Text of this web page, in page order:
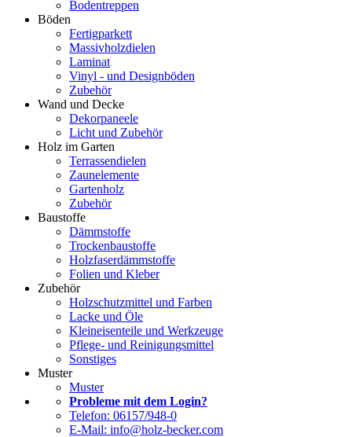
Bodentreppen
Böden
Fertigparkett
Massivholzdielen
Laminat
Vinyl - und Designböden
Zubehör
Wand und Decke
Dekorpaneele
Licht und Zubehör
Holz im Garten
Terrassendielen
Zaunelemente
Gartenholz
Zubehör
Baustoffe
Dämmstoffe
Trockenbaustoffe
Holzfaserdämmstoffe
Folien und Kleber
Zubehör
Holzschutzmittel und Farben
Lacke und Öle
Kleineisenteile und Werkzeuge
Pflege- und Reinigungsmittel
Sonstiges
Muster
Muster
Probleme mit dem Login?
Telefon: 06157/948-0
E-Mail: info@holz-becker.com